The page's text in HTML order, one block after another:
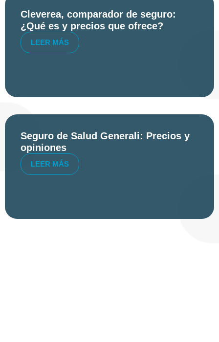
Cleverea, comparador de seguro:
¿Qué es y precios que ofrece?
LEER MÁS
Seguro de Salud Generali: Precios y
opiniones
LEER MÁS